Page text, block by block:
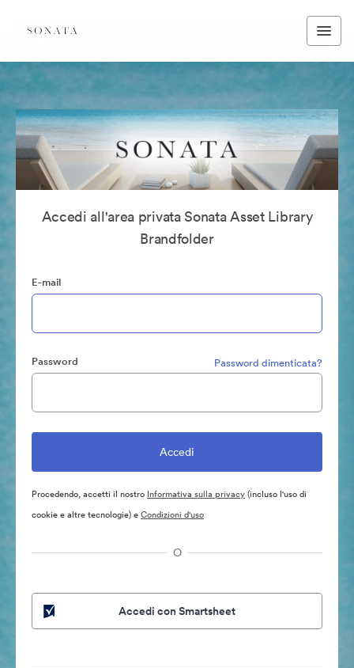
Accedi all'area privata Sonata Asset Library
Brandfolder
E-mail
Password Password dimenticata?
Procedendo, accetti il nostro Informativa sulla privacy(incluso l'uso di
cookie e altre tecnologie) eCondizioni d'uso
O
Accedi con Smartsheet